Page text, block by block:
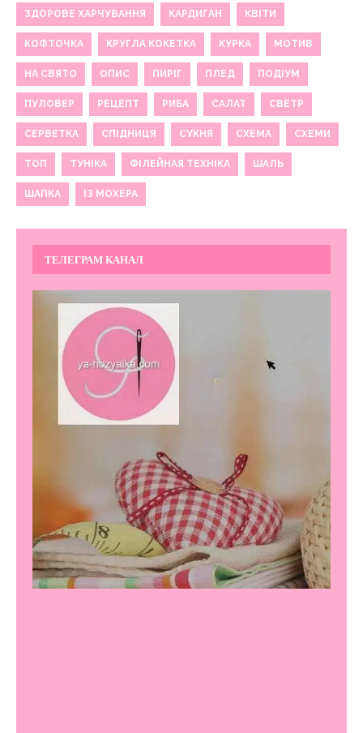
ЗДОРОВЕ ХАРЧУВАННЯ КАРДИГАН КВІТИ
КОФТОЧКА КРУГЛА КОКЕТКА КУРКА МОТИВ
НА СВЯТО ОПИС ПИРІГ ПЛЕД ПОДІУМ
ПУЛОВЕР РЕЦЕПТ РИБА САЛАТ СВЕТР
СЕРВЕТКА СПІДНИЦЯ СУКНЯ СХЕМА СХЕМИ
ТОП ТУНІКА ФІЛЕЙНАЯ ТЕХНІКА ШАЛЬ
ШАПКА ІЗ МОХЕРА
ТЕЛЕГРАМ КАНАЛ